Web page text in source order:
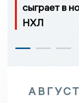
сыграет в
НХЛ
АВГУСТ